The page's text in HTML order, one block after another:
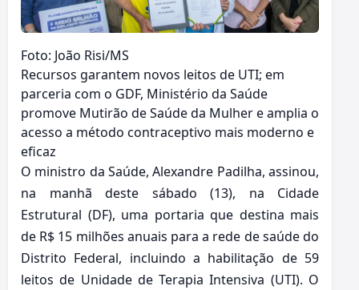
Foto: João Risi/MS
Recursos garantem novos leitos de UTI; em
parceria com o GDF, Ministério da Saúde
promove Mutirão de Saúde da Mulher e amplia o
acesso a método contraceptivo mais moderno e
eficaz
O ministro da Saúde, Alexandre Padilha, assinou,
na manhã deste sábado (13), na Cidade
Estrutural (DF), uma portaria que destina mais
de R$ 15 milhões anuais para a rede de saúde do
Distrito Federal, incluindo a habilitação de 59
leitos de Unidade de Terapia Intensiva (UTI). O